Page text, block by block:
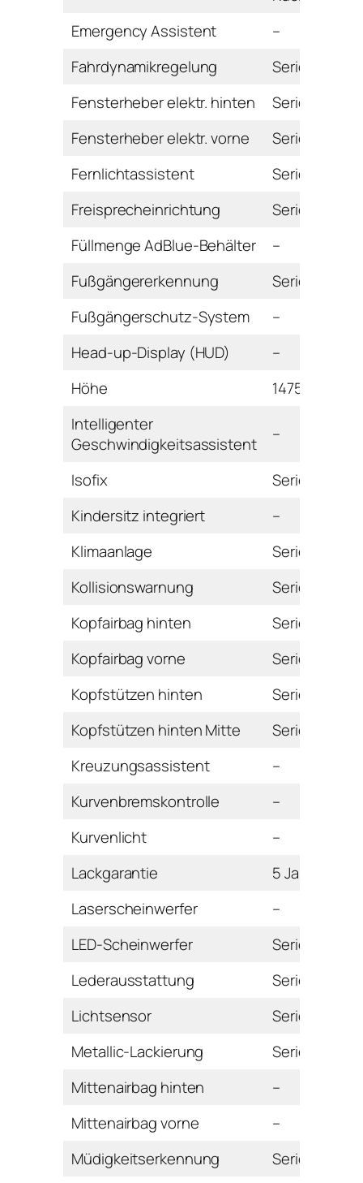
Emergency Assistent
–
Fahrdynamikregelung
Serie
Fensterheber elektr. hinten
Serie
Fensterheber elektr. vorne
Serie
Fernlichtassistent
Serie
Freisprecheinrichtung
Serie
Füllmenge AdBlue-Behälter
–
Fußgängererkennung
Serie
Fußgängerschutz-System
–
Head-up-Display (HUD)
–
Höhe
1475 mm
Intelligenter
Geschwindigkeitsassistent
–
Isofix
Serie
Kindersitz integriert
–
Klimaanlage
Serie
Kollisionswarnung
Serie
Kopfairbag hinten
Serie
Kopfairbag vorne
Serie
Kopfstützen hinten
Serie
Kopfstützen hinten Mitte
Serie
Kreuzungsassistent
–
Kurvenbremskontrolle
–
Kurvenlicht
–
Lackgarantie
5 Jahre
Laserscheinwerfer
–
LED-Scheinwerfer
Serie
Lederausstattung
Serie
Lichtsensor
Serie
Metallic-Lackierung
Serie
Mittenairbag hinten
–
Mittenairbag vorne
–
Müdigkeitserkennung
Serie